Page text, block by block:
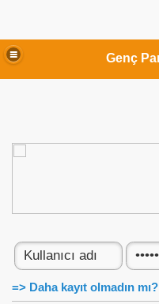
=> Daha kayıt olmadın mı?